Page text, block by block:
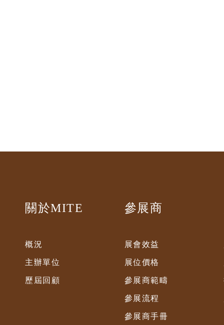
關於MITE
概況
主辦單位
歷屆回顧
參展商
展會效益
展位價格
參展商範疇
參展流程
參展商手冊